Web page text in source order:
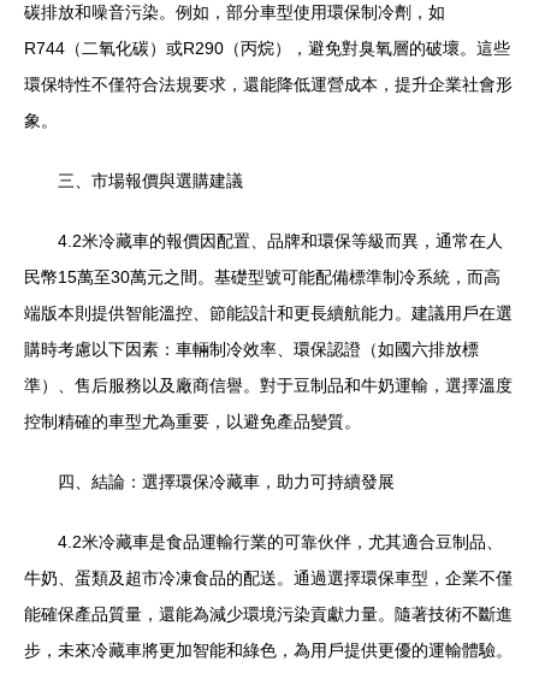
碳排放和噪音污染。例如，部分車型使用環保制冷劑，如
R744（二氧化碳）或R290（丙烷），避免對臭氧層的破壞。這些
環保特性不僅符合法規要求，還能降低運營成本，提升企業社會形
象。
三、市場報價與選購建議
4.2米冷藏車的報價因配置、品牌和環保等級而異，通常在人
民幣15萬至30萬元之間。基礎型號可能配備標準制冷系統，而高
端版本則提供智能溫控、節能設計和更長續航能力。建議用戶在選
購時考慮以下因素：車輛制冷效率、環保認證（如國六排放標
準）、售后服務以及廠商信譽。對于豆制品和牛奶運輸，選擇溫度
控制精確的車型尤為重要，以避免產品變質。
四、結論：選擇環保冷藏車，助力可持續發展
4.2米冷藏車是食品運輸行業的可靠伙伴，尤其適合豆制品、
牛奶、蛋類及超市冷凍食品的配送。通過選擇環保車型，企業不僅
能確保產品質量，還能為減少環境污染貢獻力量。隨著技術不斷進
步，未來冷藏車將更加智能和綠色，為用戶提供更優的運輸體驗。